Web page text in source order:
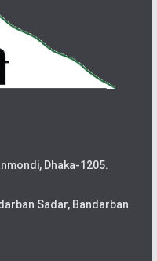
Dhaka-1205.
Sadar, Bandarban